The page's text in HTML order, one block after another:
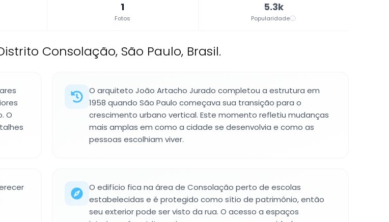
1
Fotos
5.3k
Popularidade
Consolação, São Paulo, Brasil.
O
O arquiteto João Artacho Jurado completou a estrutura em
1958 quando São Paulo começava sua transição para o
crescimento urbano vertical. Este momento refletiu mudanças
mais amplas em como a cidade se desenvolvia e como as
pessoas escolhiam viver.
O edifício fica na área de Consolação perto de escolas
estabelecidas e é protegido como sítio de patrimônio, então
seu exterior pode ser visto da rua. O acesso a espaços